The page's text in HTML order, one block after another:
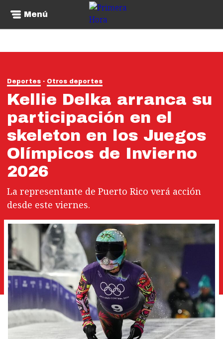
Menú
Deportes Otros deportes
Kellie Delka arranca su
participación en el
skeleton en los Juegos
Olímpicos de Invierno
2026
La representante de Puerto Rico verá acción
desde este viernes.